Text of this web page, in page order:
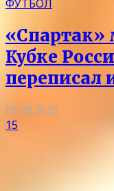
ФУТБОЛ
«Спартак»
Кубке
переписал
05.08.2026
15